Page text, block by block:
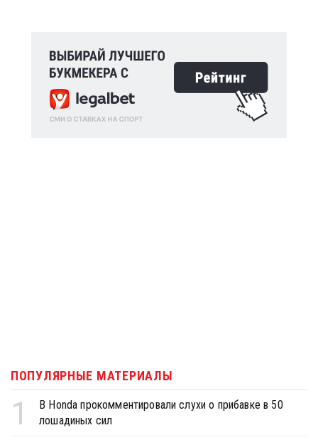
ПОПУЛЯРНЫЕ МАТЕРИАЛЫ
1
В Honda прокомментировали слухи о прибавке в 50
лошадиных сил